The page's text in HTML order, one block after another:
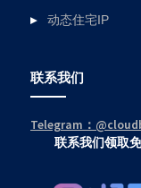
动态住宅IP
联系我们
Telegram：
联系我们领取